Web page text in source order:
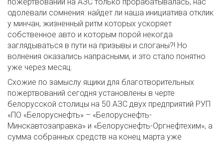
одолевали сомнения: найдет ли наша инициатива отклик
у минчан, жизненный ритм которых ускоряет
собственное авто и которым порой некогда
заглядываться в пути на призывы и слоганы?! Но
волнения оказались напрасными, и это стало понятно
уже через месяц.
Схожие по замыслу ящики для благотворительных
пожертвований сегодня установлены в черте
белорусской столицы на 50 АЗС двух предприятий РУП
«ПО «Белоруснефть» – «Белоруснефть-
Минскавтозаправка» и «Белоруснефть-Оргнефтехим», а
сумма собранных средств на конец марта уже